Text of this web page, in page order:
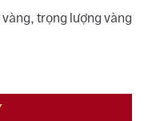
trọng lượng vàng